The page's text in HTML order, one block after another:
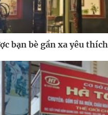
Café được bạn bè gần xa yêu thích